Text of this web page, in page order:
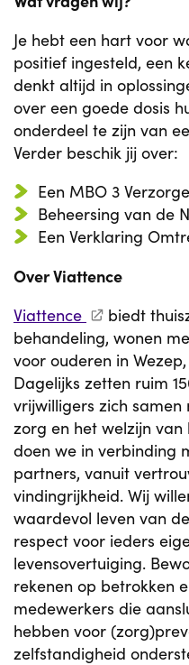
Je hebt een hart voor
positief ingesteld, een
denkt altijd in
over een goede dosis
onderdeel te zijn van
Verder beschik jij over:
Een MBO 3
Beheersing van de
Een Verklaring
Over Viattence
Viattence
biedt
behandeling, wonen
voor ouderen in
Dagelijks zetten ruim
vrijwilligers zich
zorg en het welzijn
doen we in verbinding
partners, vanuit
vindingrijkheid. Wij
waardevol leven van
respect voor ieders
levensovertuiging.
rekenen op betrokken
medewerkers die
hebben voor
zelfstandigheid